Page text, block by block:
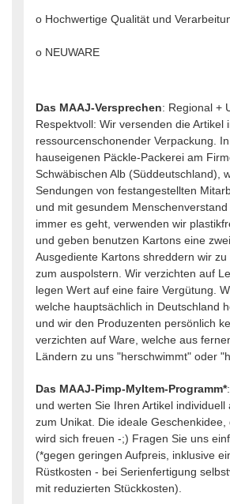
o Hochwertige Qualität und
o NEUWARE
Das MAAJ-Versprechen: Regional +
Respektvoll: Wir versenden die Artikel
ressourcenschonender Verpackung.
hauseigenen Päckle-Packerei am
Schwäbischen Alb (Süddeutschland),
Sendungen von festangestellten
und mit gesundem
immer es geht, verwenden wir
und geben benutzen Kartons eine
Ausgediente Kartons shreddern wir
zum auspolstern. Wir verzichten auf
legen Wert auf eine faire Vergütung.
welche hauptsächlich in Deutschland
und wir den Produzenten persönlich
verzichten auf Ware, welche aus
Ländern zu uns "herschwimmt" oder
Das MAAJ-Pimp-MyItem-Programm*
und werten Sie Ihren Artikel
zum Unikat. Die ideale Geschenkidee,
wird sich freuen -;) Fragen Sie uns
(*gegen geringen Aufpreis, inklusive
Rüstkosten - bei Serienfertigung
mit reduzierten Stückkosten).